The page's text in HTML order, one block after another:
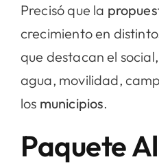
Precisó que la
crecimiento en
que destacan el
agua, movilidad,
los municipios.
Paquete